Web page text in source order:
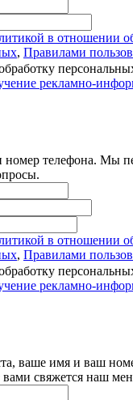
в отношении
, Правилами
рекламно-
номер телефона. Мы
в отношении
, Правилами
рекламно-
ваше имя и ваш
свяжется наш